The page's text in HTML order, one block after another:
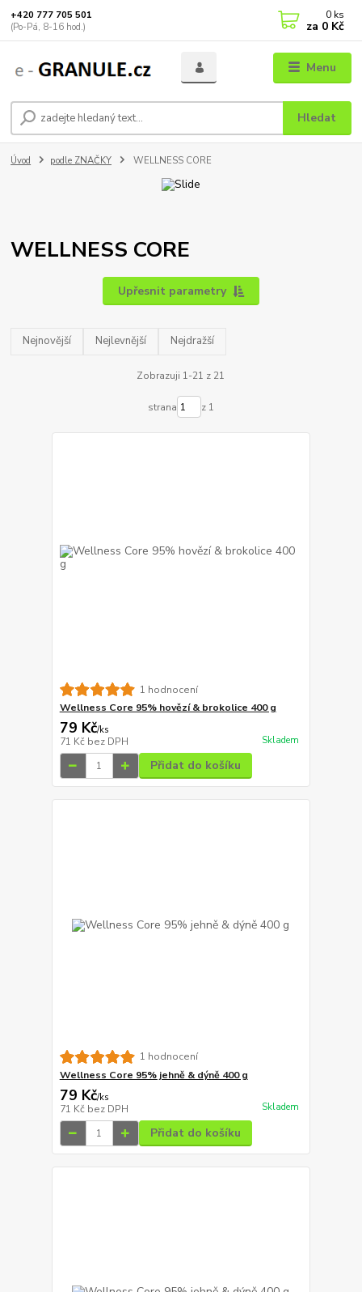
Menu
Hledat
+420 777 705 501
(Po-Pá, 8-16 hod.)
0 ks
za 0 Kč
Úvod podle ZNAČKY WELLNESS CORE
WELLNESS CORE
Upřesnit parametry
Nejnovější Nejlevnější Nejdražší
Zobrazuji 1-21 z 21
strana z 1
1 hodnocení
Wellness Core 95% hovězí & brokolice 400 g
79 Kč/ks
71 Kč bez DPH Skladem
Přidat do košíku
1 hodnocení
Wellness Core 95% jehně & dýně 400 g
79 Kč/ks
71 Kč bez DPH Skladem
Přidat do košíku